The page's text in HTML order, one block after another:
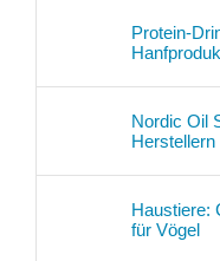
Protein-
Nordic Oil
Herstellern
Haustiere:
für Vögel